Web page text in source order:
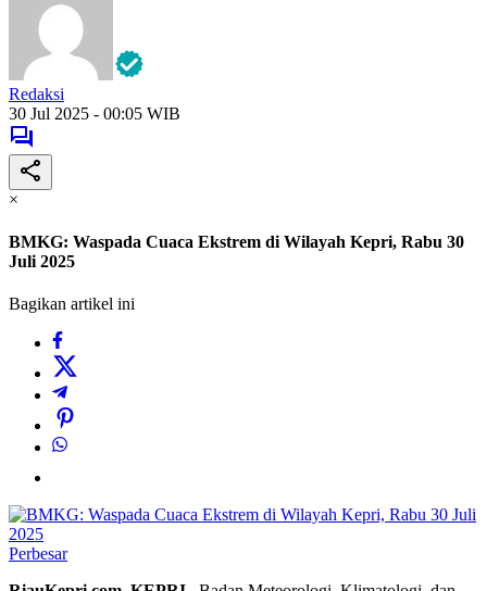
Redaksi
30 Jul 2025 - 00:05 WIB
×
BMKG: Waspada Cuaca Ekstrem di Wilayah Kepri, Rabu 30
Juli 2025
Bagikan artikel ini
Perbesar